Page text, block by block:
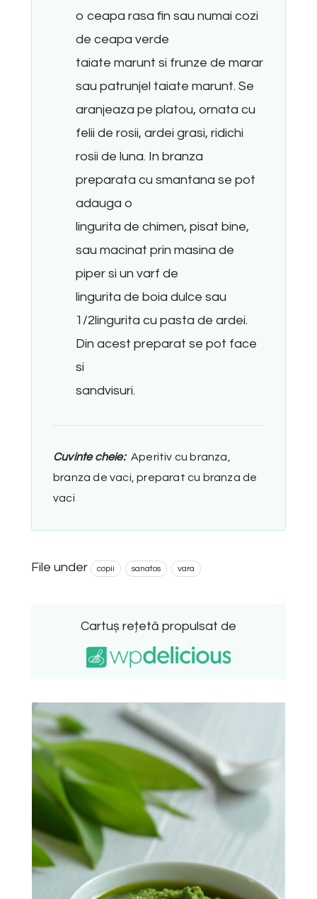
o ceapa rasa fin sau numai cozi
de ceapa verde
taiate marunt si frunze de marar
sau patrunjel taiate marunt. Se
aranjeaza pe platou, ornata cu
felii de rosii, ardei grasi, ridichi
rosii de luna. In branza
preparata cu smantana se pot
adauga o
lingurita de chimen, pisat bine,
sau macinat prin masina de
piper si un varf de
lingurita de boia dulce sau
1/2lingurita cu pasta de ardei.
Din acest preparat se pot face
si
sandvisuri.
Cuvinte cheie: Aperitiv cu branza,
branza de vaci, preparat cu branza de
vaci
File under copii sanatos vara
Cartuș rețetă propulsat de